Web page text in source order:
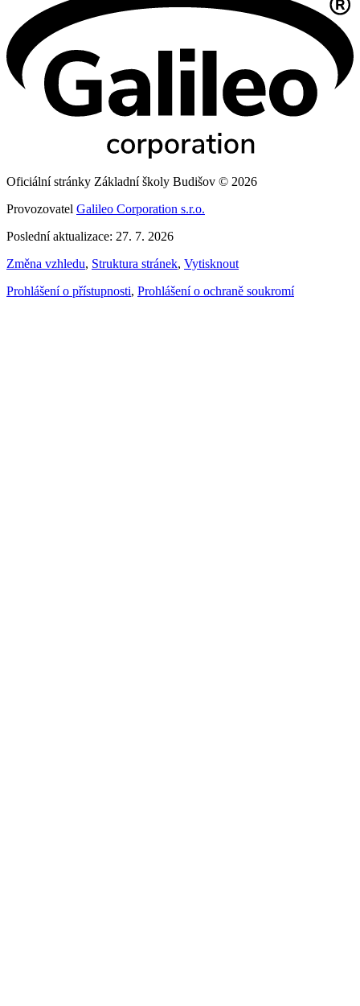
Oficiální stránky Základní školy Budišov © 2026
Provozovatel Galileo Corporation s.r.o.
Poslední aktualizace: 27. 7. 2026
Změna vzhledu, Struktura stránek, Vytisknout
Prohlášení o přístupnosti, Prohlášení o ochraně soukromí